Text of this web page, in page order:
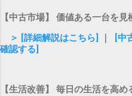
【中古市場】 価値ある一台を
＞ [詳細解説はこちら]
[中
確認する]
【生活改善】 毎日の生活を高